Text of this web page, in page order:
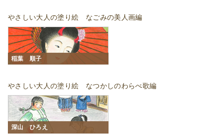
やさしい大人の塗り絵 なごみの美人画編
稲葉 順子
やさしい大人の塗り絵 なつかしのわらべ歌編
深山 ひろえ